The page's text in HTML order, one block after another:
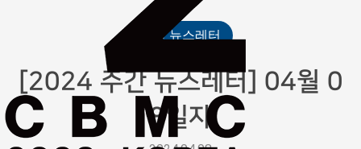
주간 뉴스레터
[2024 주간 뉴스레터] 04월 0
8일자